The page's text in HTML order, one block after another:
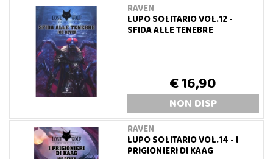
RAVEN
LUPO SOLITARIO VOL.12 -
SFIDA ALLE TENEBRE
€ 16,90
NON DISP
RAVEN
LUPO SOLITARIO VOL.14 - I
PRIGIONIERI DI KAAG